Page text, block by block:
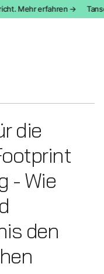
Mehr erfahren →
die
- Wie
den